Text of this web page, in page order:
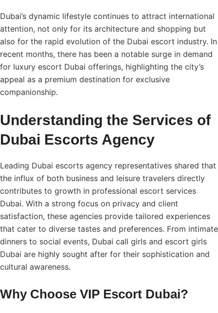
Dubai’s dynamic lifestyle continues to attract international
attention, not only for its architecture and shopping but
also for the rapid evolution of the Dubai escort industry. In
recent months, there has been a notable surge in demand
for luxury escort Dubai offerings, highlighting the city’s
appeal as a premium destination for exclusive
companionship.
Understanding the Services of
Dubai Escorts Agency
Leading Dubai escorts agency representatives shared that
the influx of both business and leisure travelers directly
contributes to growth in professional escort services
Dubai. With a strong focus on privacy and client
satisfaction, these agencies provide tailored experiences
that cater to diverse tastes and preferences. From intimate
dinners to social events, Dubai call girls and escort girls
Dubai are highly sought after for their sophistication and
cultural awareness.
Why Choose VIP Escort Dubai?